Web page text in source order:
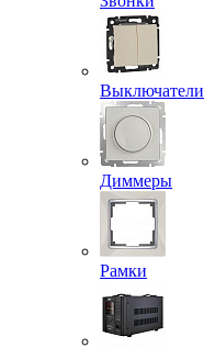
Выключатели
Диммеры
Рамки